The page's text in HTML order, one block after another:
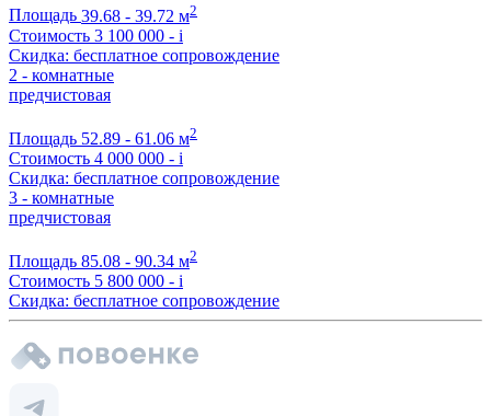
Площадь 39.68 - 39.72 м2
Стоимость 3 100 000 - i
Скидка: бесплатное сопровождение
2 - комнатные
предчистовая
Площадь 52.89 - 61.06 м2
Стоимость 4 000 000 - i
Скидка: бесплатное сопровождение
3 - комнатные
предчистовая
Площадь 85.08 - 90.34 м2
Стоимость 5 800 000 - i
Скидка: бесплатное сопровождение